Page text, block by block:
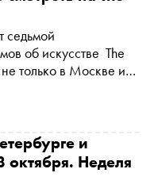
седьмой
искусстве The
только в Москве и
и
о шести
внимание в первую
и
Неделя